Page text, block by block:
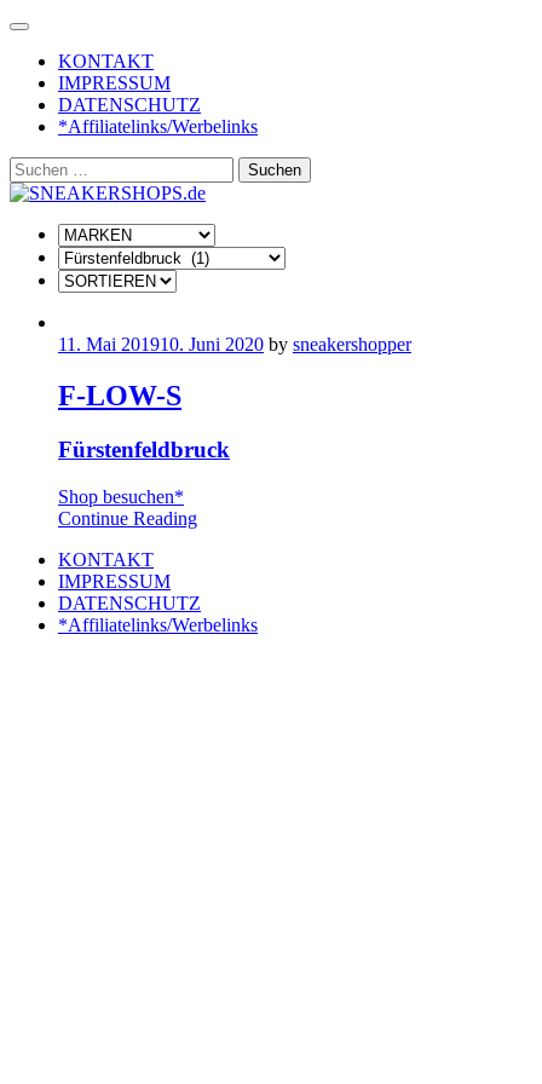
Skip
contentKONTAKT
IMPRESSUM
DATENSCHUTZ
*Affiliatelinks/Werbelinks
Suchen
nach:
11. Mai 201910. Juni 2020 by sneakershopper
F-LOW-S
Fürstenfeldbruck
Shop besuchen*
Continue Reading
KONTAKT
IMPRESSUM
DATENSCHUTZ
*Affiliatelinks/Werbelinks